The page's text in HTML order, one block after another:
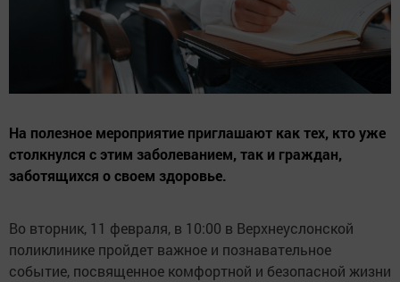
На полезное мероприятие приглашают как тех, кто уже
столкнулся с этим заболеванием, так и граждан,
заботящихся о своем здоровье.
Во вторник, 11 февраля, в 10:00 в Верхнеуслонской
поликлинике пройдет важное и познавательное
событие, посвященное комфортной и безопасной жизни